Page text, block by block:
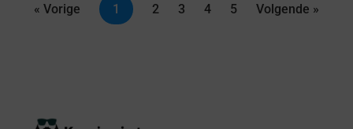
« Vorige 1 2 3 4 5 Volgende »